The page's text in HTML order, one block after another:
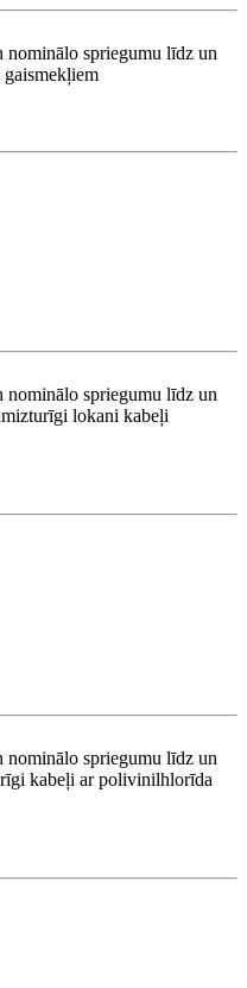
spriegumu līdz un
spriegumu līdz un
lokani kabeļi
spriegumu līdz un
kabeļi ar polivinilhlorīda